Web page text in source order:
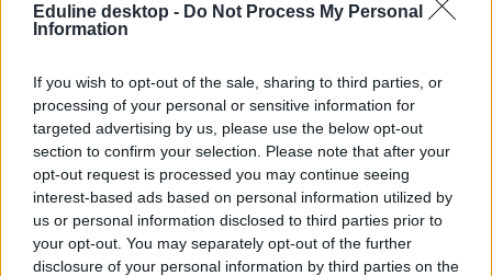
Eduline desktop - Do Not Process My Personal
Information
If you wish to opt-out of the sale, sharing to third parties, or
processing of your personal or sensitive information for
targeted advertising by us, please use the below opt-out
section to confirm your selection. Please note that after your
opt-out request is processed you may continue seeing
interest-based ads based on personal information utilized by
us or personal information disclosed to third parties prior to
your opt-out. You may separately opt-out of the further
disclosure of your personal information by third parties on the
#Money Pro
Nehezen jöttök ki a fizetésből és az ösztöndíjból? Hat
appot mutatunk, amely segíthet beosztani a pénzt